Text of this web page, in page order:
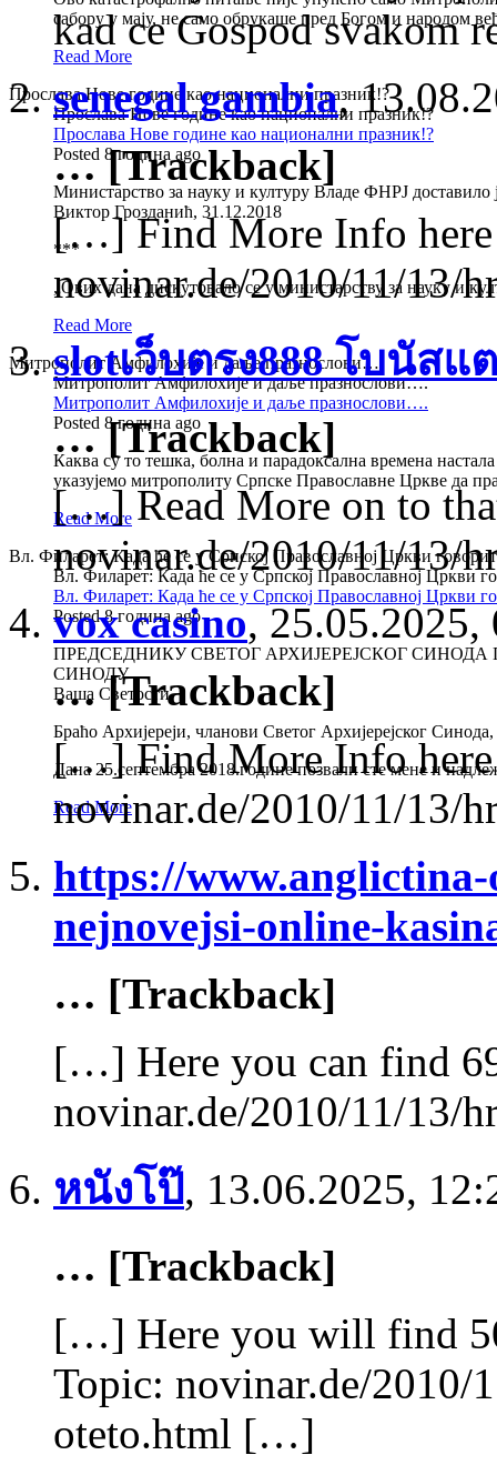
сабору у мају, не само обрукаше пред Богом и народом
Read More
Прослава Нове године као национални празник!?
Прослава Нове године као национални празник!?
Прослава Нове године као национални празник!?
Posted 8 година ago
Министарство за науку и културу Владе ФНРЈ доставило
Виктор Грозданић, 31.12.2018
***
„Ових дана дискутовало се у министарству за науку и
Read More
Митрополит Амфилохије и даље празнослови….
Митрополит Амфилохије и даље празнослови….
Митрополит Амфилохије и даље празнослови….
Posted 8 година ago
Каква су то тешка, болна и парадоксална времена
указујемо митрополиту Српске Православне Цркве да
Read More
Вл. Филарет: Када ће се у Српској Православној Цркви
Вл. Филарет: Када ће се у Српској Православној Цркви
Вл. Филарет: Када ће се у Српској Православној Цркви
Posted 8 година ago
ПРЕДСЕДНИКУ СВЕТОГ АРХИЈЕРЕЈСКОГ
СИНОДУ
Ваша Светости,
Браћо Архијереји, чланови Светог Архијерејског Синода,
Дана 25.септембра 2018.године позвали сте мене и
Read More
kad ce Gospod svakom
senegal gambia,
… [Trackback]
[…] Find More Info here
novinar.de/2010/11/13/
slotเว็บตรง888 โบนัสแ
… [Trackback]
[…] Read More on to
novinar.de/2010/11/13/
vox casino, 25.05.2025,
… [Trackback]
[…] Find More Info here
novinar.de/2010/11/13/
https://www.anglictina-
nejnovejsi-online-
… [Trackback]
[…] Here you can find
novinar.de/2010/11/13/
หนังโป๊, 13.06.2025,
… [Trackback]
[…] Here you will find
Topic: novinar.de/2010/
oteto.html […]